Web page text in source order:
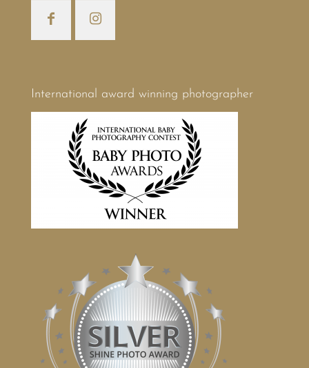
International award winning photographer